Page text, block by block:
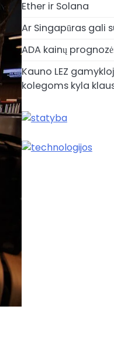
Ether ir Solana
Ar Singapūras gali
ADA kainų
Kauno LEZ
kolegoms kyla